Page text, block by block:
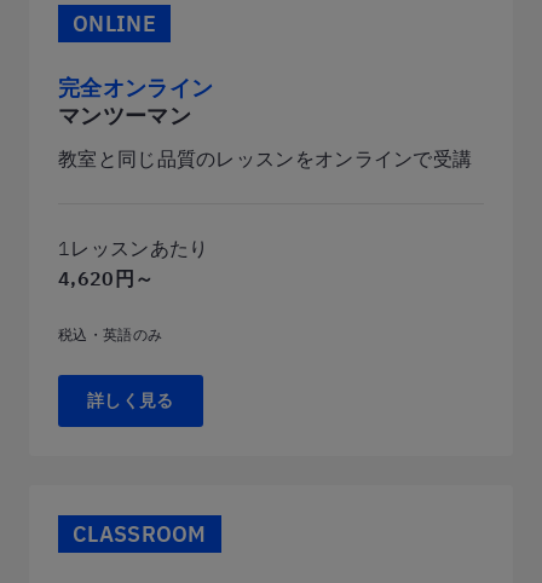
ONLINE
完全オンライン
マンツーマン
教室と同じ品質のレッスンをオンラインで受講
1レッスンあたり
4,620円～
税込・英語のみ
詳しく見る
CLASSROOM